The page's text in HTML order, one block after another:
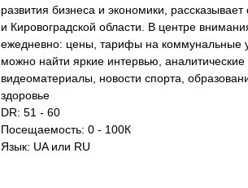
развития бизнеса и экономики,
и Кировоградской области. В центре
ежедневно: цены, тарифы на коммунальные
можно найти яркие интервью,
видеоматериалы, новости спорта,
здоровье
DR: 51 - 60
Посещаемость: 0 - 100К
Язык: UA или RU